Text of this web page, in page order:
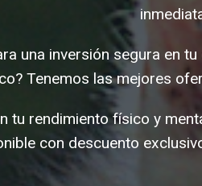
una inversión segura en
Tenemos las mejores
tu rendimiento físico y
con descuento